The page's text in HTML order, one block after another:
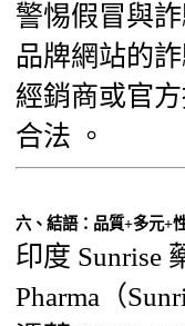
警惕假冒與
品牌網站的
經銷商或官
合法 。
六、結語：品質+多元+
印度 Sunrise
Pharma（